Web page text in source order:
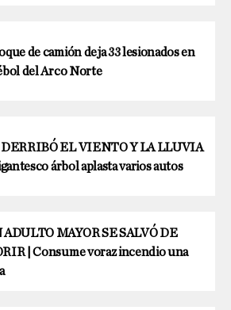
de camión deja 33 lesionados en
del Arco Norte
DERRIBÓ EL VIENTO Y LA LLUVIA
árbol aplasta varios autos
ADULTO MAYOR SE SALVÓ DE
| Consume voraz incendio una